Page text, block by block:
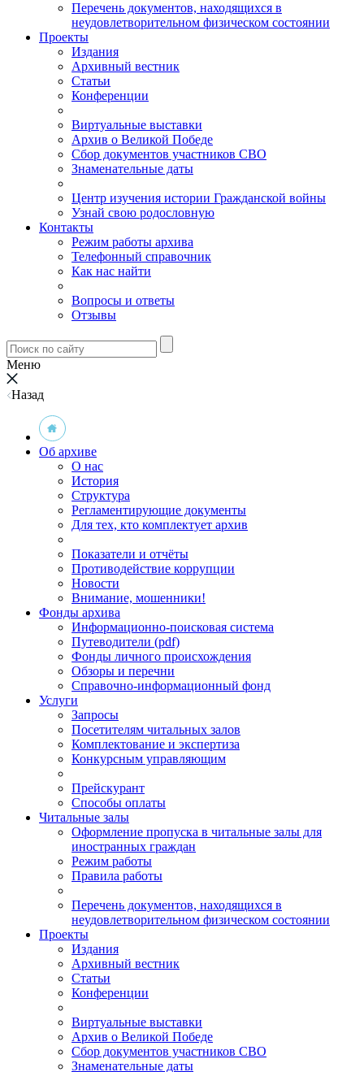
Перечень документов, находящихся в
неудовлетворительном физическом состоянии
Проекты
Издания
Архивный вестник
Статьи
Конференции
Виртуальные выставки
Архив о Великой Победе
Сбор документов участников СВО
Знаменательные даты
Центр изучения истории Гражданской войны
Узнай свою родословную
Контакты
Режим работы архива
Телефонный справочник
Как нас найти
Вопросы и ответы
Отзывы
Меню
Назад
Об архиве
О нас
История
Структура
Регламентирующие документы
Для тех, кто комплектует архив
Показатели и отчёты
Противодействие коррупции
Новости
Внимание, мошенники!
Фонды архива
Информационно-поисковая система
Путеводители (pdf)
Фонды личного происхождения
Обзоры и перечни
Справочно-информационный фонд
Услуги
Запросы
Посетителям читальных залов
Комплектование и экспертиза
Конкурсным управляющим
Прейскурант
Способы оплаты
Читальные залы
Оформление пропуска в читальные залы для
иностранных граждан
Режим работы
Правила работы
Перечень документов, находящихся в
неудовлетворительном физическом состоянии
Проекты
Издания
Архивный вестник
Статьи
Конференции
Виртуальные выставки
Архив о Великой Победе
Сбор документов участников СВО
Знаменательные даты